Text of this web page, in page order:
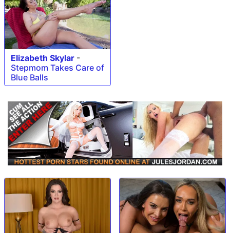
Elizabeth Skylar -
Stepmom Takes Care of
Blue Balls